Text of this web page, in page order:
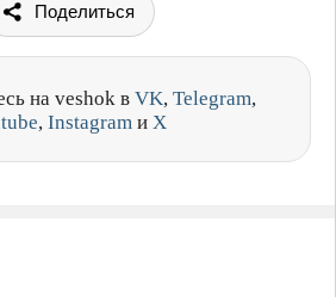
Поделиться
на veshok в VK, Telegram,
, Instagram и X